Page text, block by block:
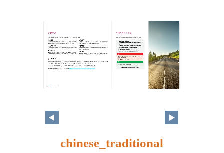
chinese_traditional